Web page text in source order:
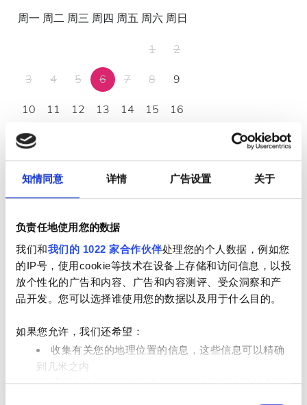
知情同意 详情 广告设置 关于
负责任地使用您的数据
我们和我们的 1022 家合作伙伴处理您的个人数据，例如您
的IP号，使用cookie等技术在设备上存储和访问信息，以投
放个性化的广告和内容、广告和内容测评、受众洞察和产
品开发。您可以选择谁使用您的数据以及用于什么目的。
如果您允许，我们还希望：
收集有关您的地理位置的信息，这些信息可以精确
到几米之内
通过主动扫描特定特征（指纹）来识别您的设备
查找有关您的个人数据如何处理的更多信息，
周一 周二周三 周四 周五周六周日
1
2
3
4 5 6 7 8
9
10
11 12 13 14 15
16
17
24
25 27 28
30
31
营业时间
星期一 06:30 - 18:30
星期二 06:30 - 18:30
星期三